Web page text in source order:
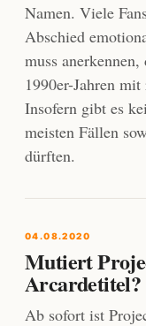
Namen. Viele
Abschied
muss
1990er-Jahren
Insofern gibt es
meisten Fällen
dürften.
04.08.2020
Mutiert
Arcardetitel?
Ab sofort ist